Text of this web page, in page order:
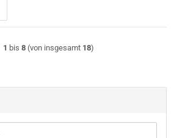
1 bis 8(von insgesamt 18)